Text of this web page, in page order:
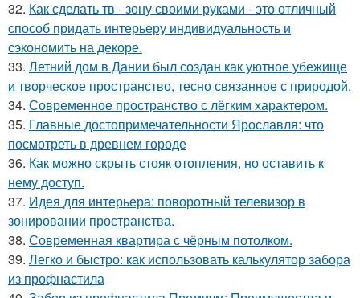
32. Как сделать тв - зону своими руками - это отличный
способ придать интерьеру индивидуальность и
сэкономить на декоре.
33. Летний дом в Дании был создан как уютное убежище
и творческое пространство, тесно связанное с природой.
34. Современное пространство с лёгким характером.
35. Главные достопримечательности Ярославля: что
посмотреть в древнем городе
36. Как можно скрыть стояк отопления, но оставить к
нему доступ.
37. Идея для интерьера: поворотный телевизор в
зонировании пространства.
38. Современная квартира с чёрным потолком.
39. Легко и быстро: как использовать калькулятор забора
из профнастила